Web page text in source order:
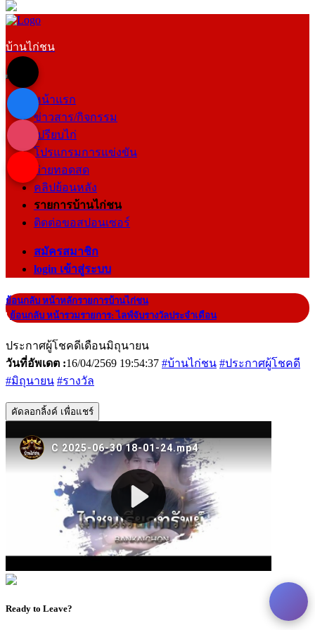
บ้านไก่ชน
หน้าแรก
ข่าวสาร/กิจกรรม
เปรียบไก่
โปรแกรมการแข่งขัน
ถ่ายทอดสด
คลิปย้อนหลัง
รายการบ้านไก่ชน
ติดต่อขอสปอนเซอร์
สมัครสมาชิก
login เข้าสู่ระบบ
ย้อนกลับ หน้าหลักรายการบ้านไก่ชน
|ย้อนกลับ หน้ารวมรายการ: ไลฟ์จับรางวัลประจำเดือน
ประกาศผู้โชคดีเดือนมิถุนายน
วันที่อัพเดต :16/04/2569 19:54:37 #บ้านไก่ชน #ประกาศผู้โชคดี
#มิถุนายน #รางวัล
คัดลอกลิ้งค์ เพื่อแชร์
Ready to Leave?